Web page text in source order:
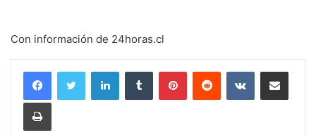
Con información de 24horas.cl
LinkedInTumblr PinterestReddit VKontakteCompartir por
Imprimir